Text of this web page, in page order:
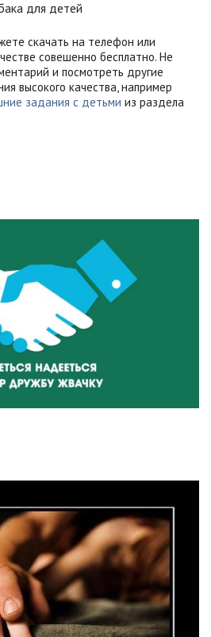
для детей
скачать на телефон или
совешенно бесплатно. Не
и посмотреть другие
высокого качества, например
задания с детьми из раздела